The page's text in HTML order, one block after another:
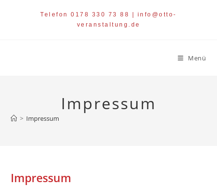
Telefon 0178 330 73 88 | info@otto-
veranstaltung.de
Menü
Impressum
> Impressum
Impressum